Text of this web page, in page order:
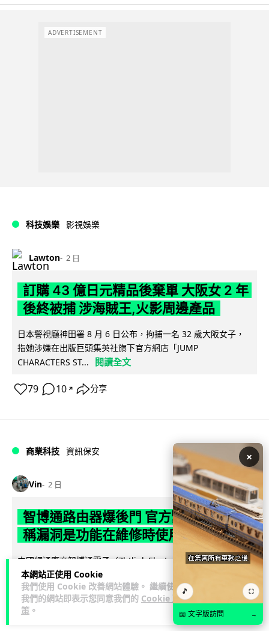
本網站正使用 Cookie
我們使用 Cookie 改善網站體驗。 繼續使用
我們的網站即表示您同意我們的 Cookie 政
策 。
ADVERTISEMENT
科技娛樂 影視娛樂
Lawton 2 日
訂購 43 億日元精品後棄單 大阪女 2 年
後終被捕 涉海賊王,火影周邊產品
日本警視廳神田署 8 月 6 日公布，拘捕一名 32 歲大阪女子，
指她涉嫌在出版巨頭集英社旗下官方網店「JUMP
CHARACTERS ST...
閱讀全文
79 10 ↗ 分享
商業科技 資訊保安
Vin 2 日
智博通路由器爆後門 官方緊急下架止血
稱漏洞是功能在維修時使用
中國網通廠商智博通電子（Zbtlink Electronics）旗下的路由器
產品爆出嚴重安全漏洞，被發現每 35 秒便會與中國伺服器連
線，旗...
閱讀全文
379
×
🎵 ⛶
📖 文字版訪問 →